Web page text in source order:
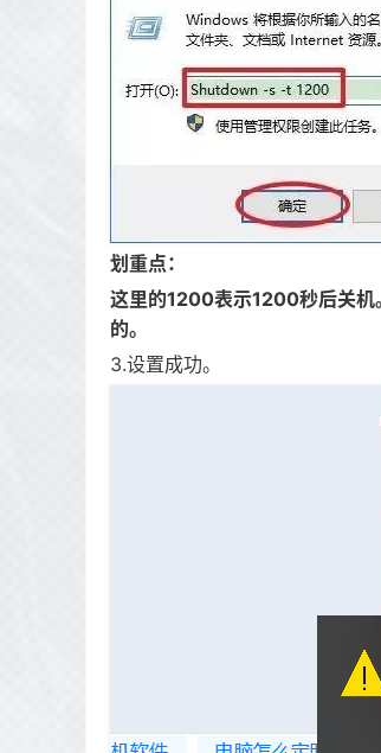
划重点：
这里的1200表示1200秒后关
的。
3.设置成功。